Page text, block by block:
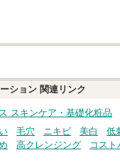
ション 関連リンク
スキンケア・基礎化粧品
毛穴 ニキビ 美白 低
高クレンジング コスト